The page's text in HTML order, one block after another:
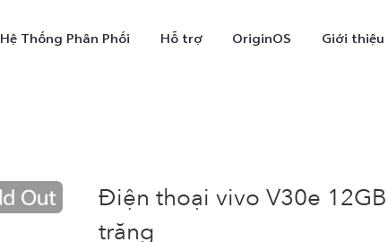
Hệ Thống Phân Phối Hỗ trợ OriginOS Giới thiệu
Điện thoại vivo V30e
trăng